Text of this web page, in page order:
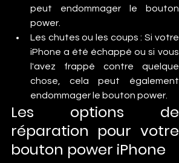
peut endommager le bouton
power.
Les chutes ou les coups : Si votre
iPhone a été échappé ou si vous
l'avez frappé contre quelque
chose, cela peut également
endommager le bouton power.
Les options de
réparation pour votre
bouton power iPhone